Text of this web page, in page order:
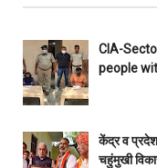
CIA-
people
केंद्र व प्रदेश
चहुंमुखी